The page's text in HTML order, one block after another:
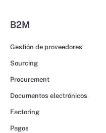
B2M
Gestión de proveedores
Sourcing
Procurement
Documentos electrónicos
Factoring
Pagos